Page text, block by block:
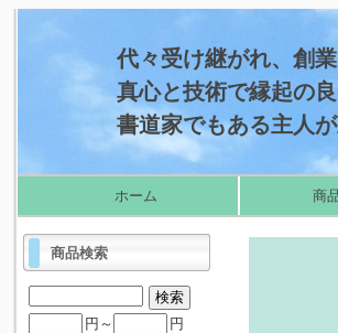
代々受け継がれ、創
真心と技術で縁起の
書道家でもある主人
ホーム 商
商品検索
円～ 円